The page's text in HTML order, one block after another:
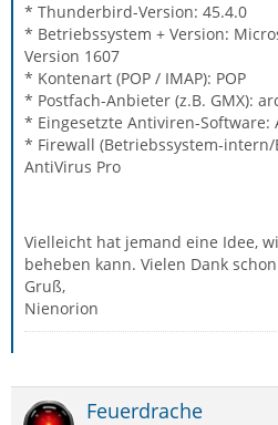
* Thunderbird-Version: 45.4.0
* Betriebssystem + Version:
Version 1607
* Kontenart (POP / IMAP): POP
* Postfach-Anbieter (z.B. GMX):
* Eingesetzte Antiviren-Software:
* Firewall (Betriebssystem-intern/
AntiVirus Pro
Vielleicht hat jemand eine Idee,
beheben kann. Vielen Dank
Gruß,
Nienorion
Feuerdrache